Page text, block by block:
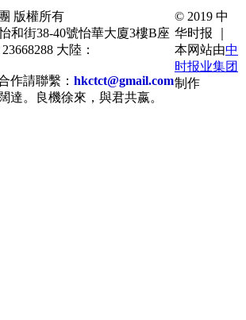
版權所有
和街38-40號怡華大廈3樓B座
大陸：
作請聯繫： hkctct@gmail.com
達。良機徐來，與君共嬴。
© 2019 中
华时报 ｜
本网站由中
时报业集团
制作